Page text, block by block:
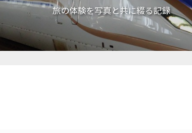
旅の体験を写真と共に綴る記録